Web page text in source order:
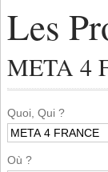
Les
META 4
Quoi, Qui ?
Où ?